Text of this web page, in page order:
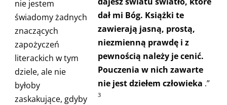
nie jestem
świadomy żadnych
znaczących
zapożyczeń
literackich w tym
dziele, ale nie
byłoby
zaskakujące, gdyby
dał mi Bóg. Książki te
zawierają jasną, prostą,
niezmienną prawdę i z
pewnością należy je cenić.
Pouczenia w nich zawarte
nie jest dziełem człowieka .”
3